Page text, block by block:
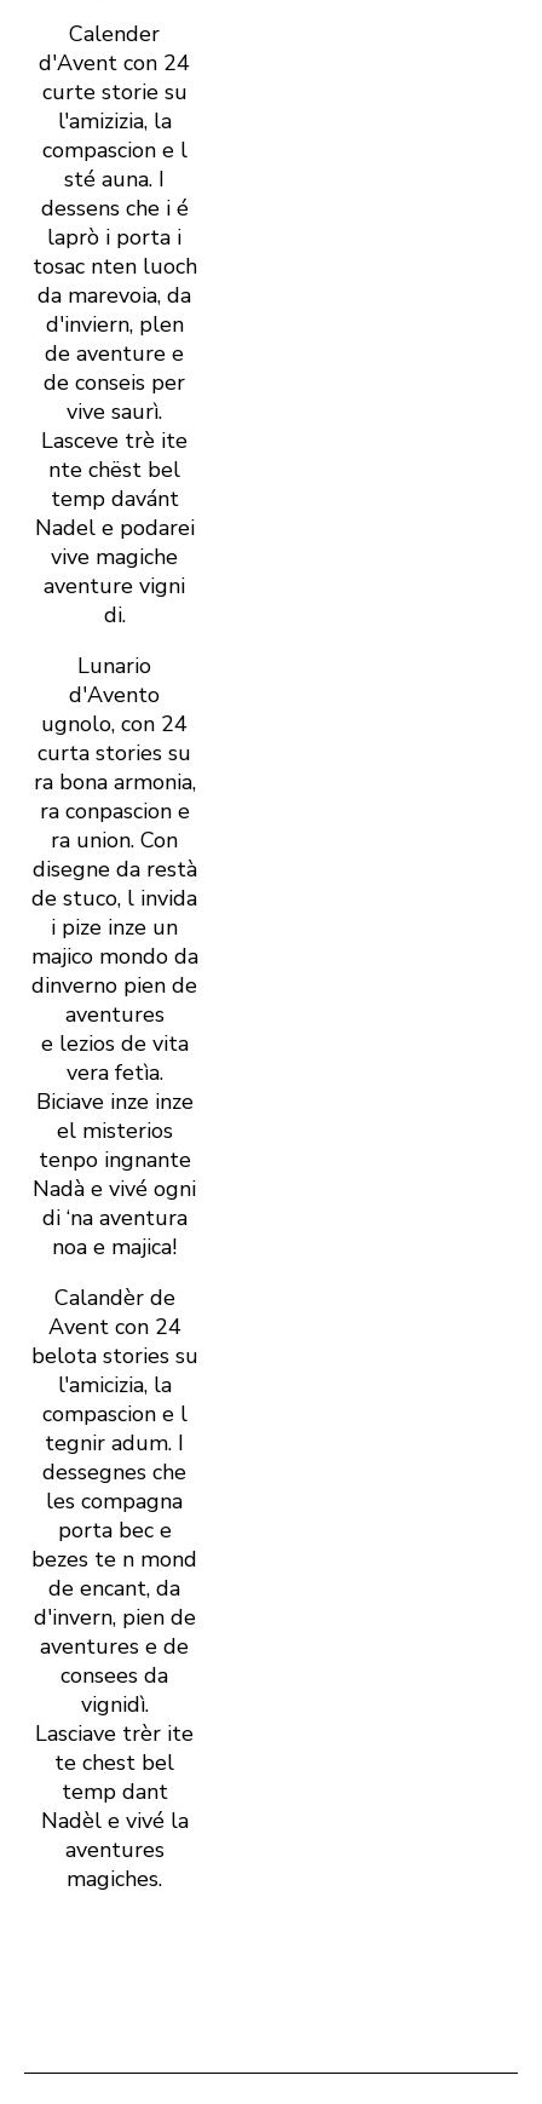
Calender
d'Avent con 24
curte storie su
l'amizizia, la
compascion e l
sté auna. I
dessens che i é
laprò i porta i
tosac nten luoch
da marevoia, da
d'inviern, plen
de aventure e
de conseis per
vive saurì.
Lasceve trè ite
nte chëst bel
temp davánt
Nadel e podarei
vive magiche
aventure vigni
di.
Lunario
d'Avento
ugnolo, con 24
curta stories su
ra bona armonia,
ra conpascion e
ra union. Con
disegne da restà
de stuco, l invida
i pize inze un
majico mondo da
dinverno pien de
aventures
e lezios de vita
vera fetìa.
Biciave inze inze
el misterios
tenpo ingnante
Nadà e vivé ogni
di ‘na aventura
noa e majica!
Calandèr de
Avent con 24
belota stories su
l'amicizia, la
compascion e l
tegnir adum. I
dessegnes che
les compagna
porta bec e
bezes te n mond
de encant, da
d'invern, pien de
aventures e de
consees da
vignidì.
Lasciave trèr ite
te chest bel
temp dant
Nadèl e vivé la
aventures
magiches.